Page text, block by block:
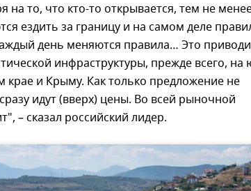
на то, что кто-то открывается, тем не
ездить за границу и на самом деле
день меняются правила… Это
инфраструктуры, прежде всего, на
крае и Крыму. Как только предложение не
идут (вверх) цены. Во всей рыночной
– сказал российский лидер.